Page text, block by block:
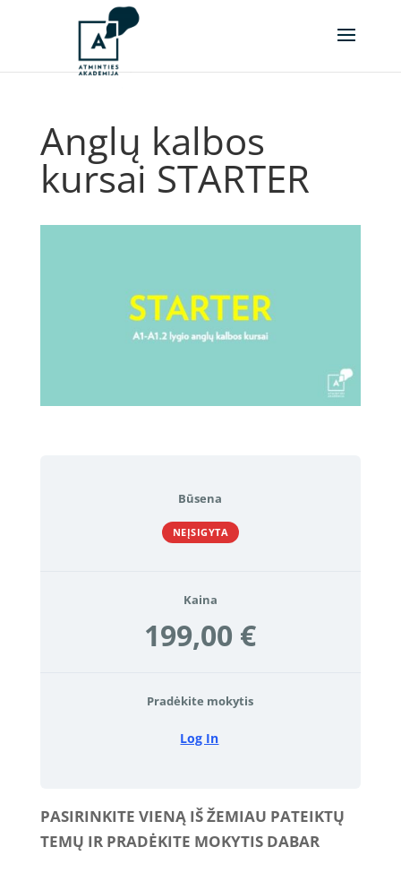
Anglų kalbos
kursai STARTER
Būsena
NEĮSIGYTA
Kaina
199,00 €
Pradėkite mokytis
Log In
PASIRINKITE VIENĄ IŠ ŽEMIAU PATEIKTŲ
TEMŲ IR PRADĖKITE MOKYTIS DABAR